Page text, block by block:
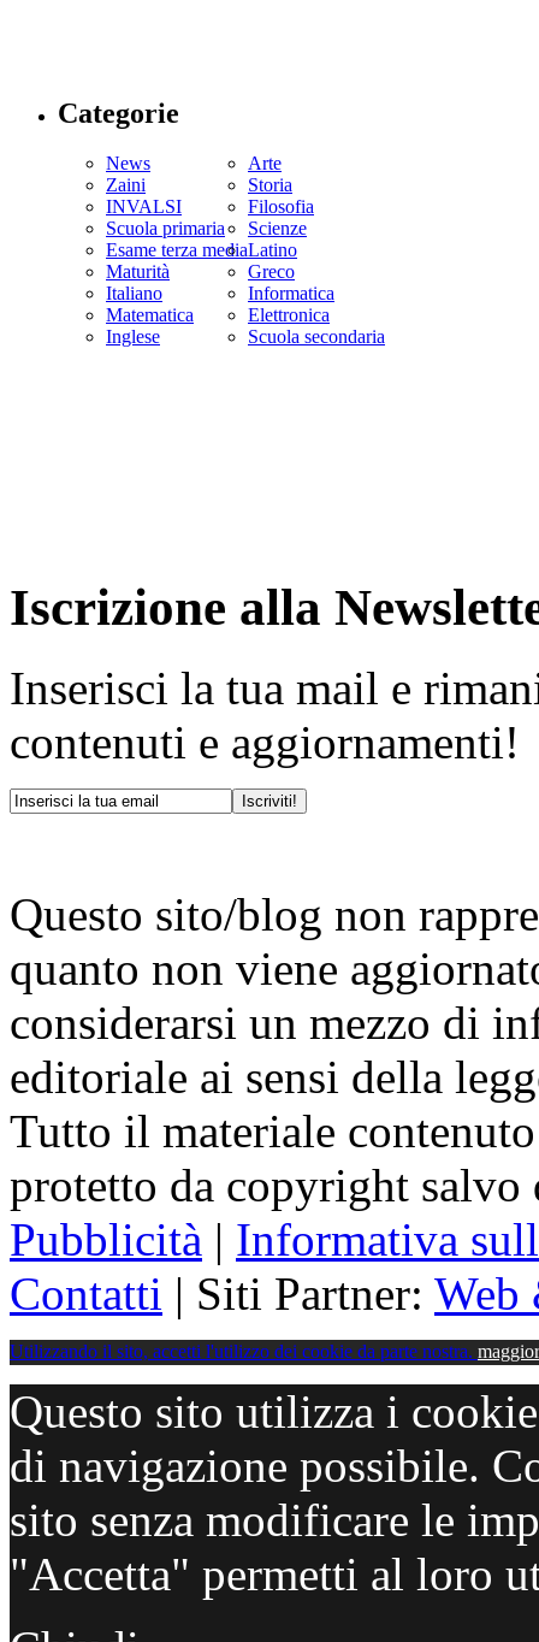
Categorie
News
Zaini
INVALSI
Scuola primaria
Esame terza media
Maturità
Italiano
Matematica
Inglese
Arte
Storia
Filosofia
Scienze
Latino
Greco
Informatica
Elettronica
Scuola secondaria
Iscrizione alla
Inserisci la tua mail e
contenuti e aggiornamenti!
Questo sito/blog non
quanto non viene
considerarsi un mezzo di
editoriale ai sensi della
Tutto il materiale
protetto da copyright salvo
Pubblicità | Informativa
Contatti | Siti Partner: Web
Utilizzando il sito, accetti l'utilizzo dei cookie da parte nostra.
Questo sito utilizza i
di navigazione possibile.
sito senza modificare le
"Accetta" permetti al loro